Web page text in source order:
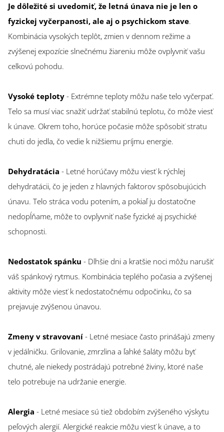
Je dôležité si uvedomiť, že letná únava nie je len o
fyzickej vyčerpanosti, ale aj o psychickom stave.
Kombinácia vysokých teplôt, zmien v dennom režime a
zvýšenej expozície slnečnému žiareniu môže ovplyvniť vašu
celkovú pohodu.
Vysoké teploty - Extrémne teploty môžu naše telo vyčerpať.
Telo sa musí viac snažiť udržať stabilnú teplotu, čo môže viesť
k únave. Okrem toho, horúce počasie môže spôsobiť stratu
chuti do jedla, čo vedie k nižšiemu príjmu energie.
Dehydratácia - Letné horúčavy môžu viesť k rýchlej
dehydratácii, čo je jeden z hlavných faktorov spôsobujúcich
únavu. Telo stráca vodu potením, a pokiaľ ju dostatočne
nedopĺňame, môže to ovplyvniť naše fyzické aj psychické
schopnosti.
Nedostatok spánku - Dlhšie dni a kratšie noci môžu narušiť
váš spánkový rytmus. Kombinácia teplého počasia a zvýšenej
aktivity môže viesť k nedostatočnému odpočinku, čo sa
prejavuje zvýšenou únavou.
Zmeny v stravovaní - Letné mesiace často prinášajú zmeny
v jedálničku. Grilovanie, zmrzlina a ľahké šaláty môžu byť
chutné, ale niekedy postrádajú potrebné živiny, ktoré naše
telo potrebuje na udržanie energie.
Alergia - Letné mesiace sú tiež obdobím zvýšeného výskytu
peľových alergií. Alergické reakcie môžu viesť k únave, a to